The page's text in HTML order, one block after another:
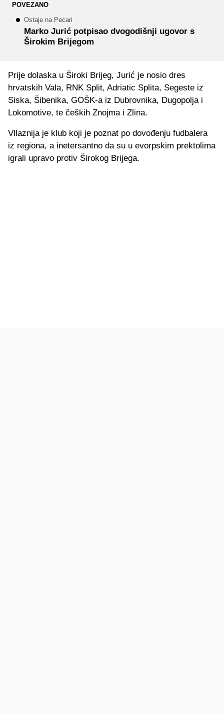
POVEZANO
Ostaje na Pecari
Marko Jurić potpisao dvogodišnji ugovor s
Širokim Brijegom
Prije dolaska u Široki Brijeg, Jurić je nosio dres
hrvatskih Vala, RNK Split, Adriatic Splita, Segeste iz
Siska, Šibenika, GOŠK-a iz Dubrovnika, Dugopolja i
Lokomotive, te čeških Znojma i Zlina.
Vllaznija je klub koji je poznat po dovođenju fudbalera
iz regiona, a inetersantno da su u evorpskim prektolima
igrali upravo protiv Širokog Brijega.